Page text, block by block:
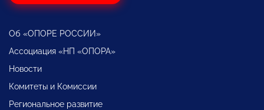
Об «ОПОРЕ РОССИИ»
Ассоциация «НП «ОПОРА»
Новости
Комитеты и Комиссии
Региональное развитие